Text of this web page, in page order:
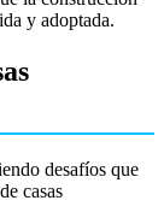
y adoptada.
desafíos que
casas